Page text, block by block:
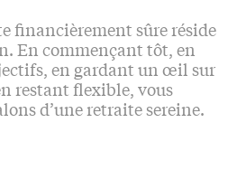
financièrement sûre réside
En commençant tôt, en
en gardant un œil sur
restant flexible, vous
d’une retraite sereine.